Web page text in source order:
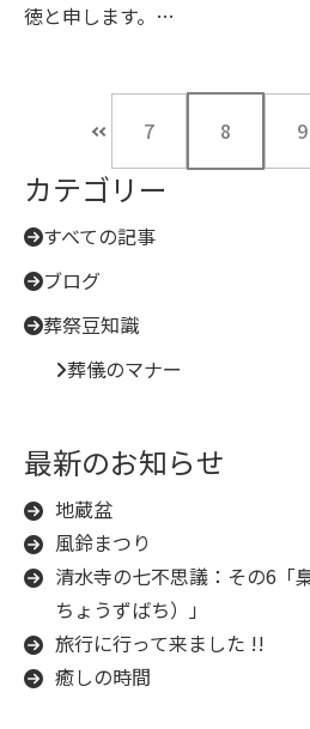
徳と申します。…
7 8 9
カテゴリー
すべての記事
ブログ
葬祭豆知識
葬儀のマナー
最新のお知らせ
地蔵盆
風鈴まつり
清水寺の七不思議：その6「
ちょうずばち）」
旅行に行って来ました !!
癒しの時間